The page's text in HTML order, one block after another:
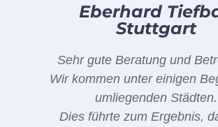
Eberhard
Stuttgart
Sehr gute Beratung und
Wir kommen unter einigen
umliegenden Städten.
Dies führte zum Ergebnis,